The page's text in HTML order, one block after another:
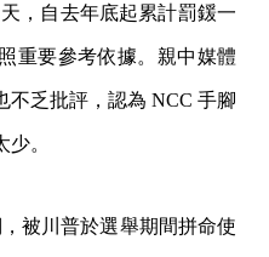
，自去年底起累計罰鍰一
重要參考依據。親中媒體
不乏批評，認為 NCC 手腳
。
被川普於選舉期間拼命使